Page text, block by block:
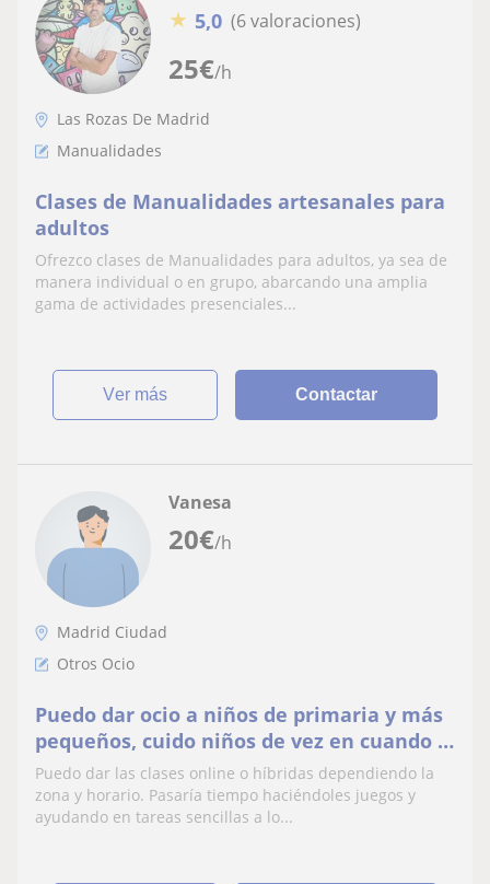
25€/h
★ 5,0 (6 valoraciones)
Las Rozas De Madrid
Manualidades
Clases de Manualidades artesanales para
adultos
Ofrezco clases de Manualidades para adultos, ya sea de
manera individual o en grupo, abarcando una amplia
gama de actividades presenciales...
ver más Contactar
20€/h
Vanesa
Madrid Ciudad
Otros Ocio
Puedo dar ocio a niños de primaria y más
pequeños, cuido niños de vez en cuando y
normalmente seguido.
Puedo dar las clases online o híbridas dependiendo la
zona y horario. Pasaría tiempo haciéndoles juegos y
ayudando en tareas sencillas a lo...